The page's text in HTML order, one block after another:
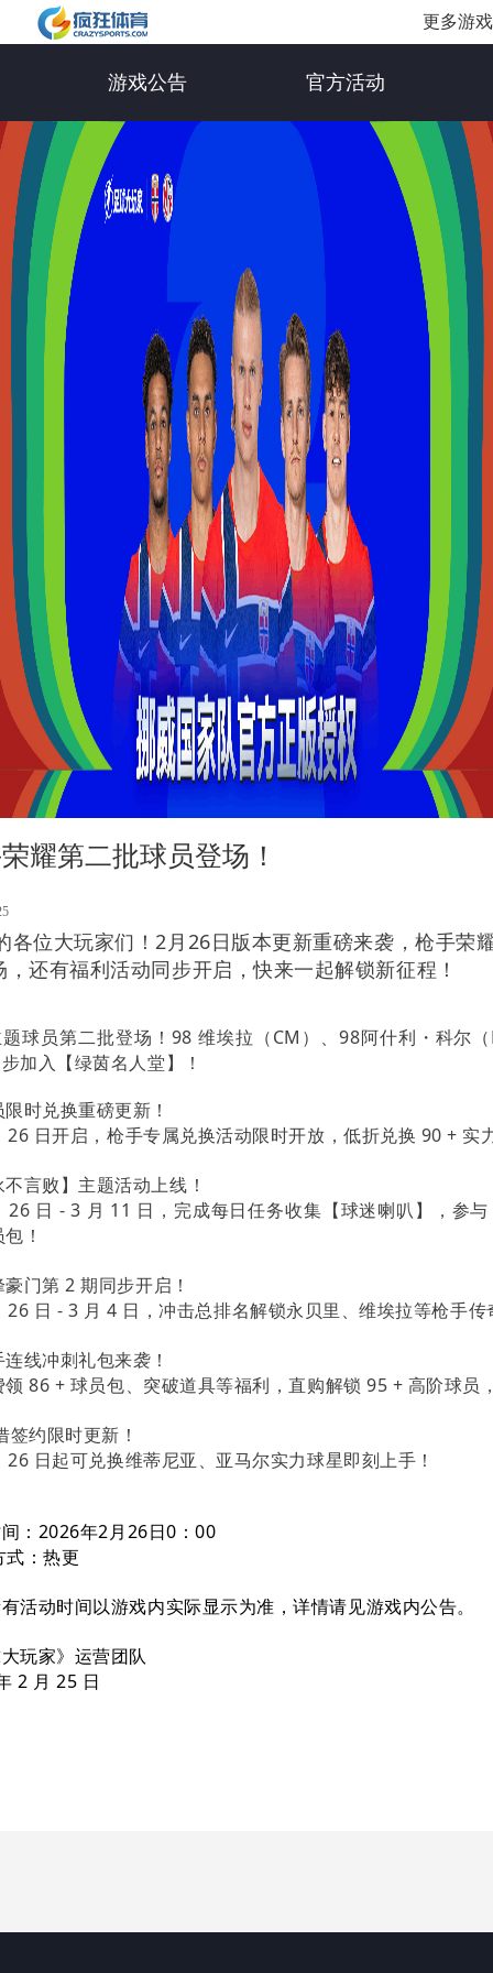
更多游戏
游戏公告 官方活动
耀第二批球员登场！
各位大玩家们！2月26日版本更新重磅来袭，枪手荣
，还有福利活动同步开启，快来一起解锁新征程！
球员第二批登场！98 维埃拉（CM）、98阿什利・科尔
加入【绿茵名人堂】！
时兑换重磅更新！
26 日开启，枪手专属兑换活动限时开放，低折兑换 90 + 实
言败】主题活动上线！
26 日 - 3 月 11 日，完成每日任务收集【球迷喇叭】，参
！
门第 2 期同步开启！
26 日 - 3 月 4 日，冲击总排名解锁永贝里、维埃拉等枪手
线冲刺礼包来袭！
领 86 + 球员包、突破道具等福利，直购解锁 95 + 高阶球员
签约限时更新！
26 日起可兑换维蒂尼亚、亚马尔实力球星即刻上手！
：2026年2月26日0：00
：热更
活动时间以游戏内实际显示为准，详情请见游戏内公告。
玩家》运营团队
2 月 25 日